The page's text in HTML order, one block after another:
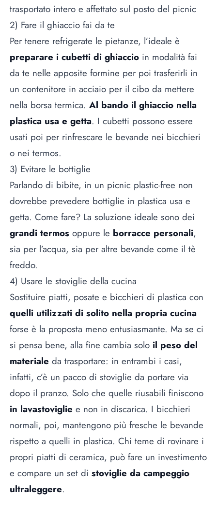
trasportato intero e affettato sul posto del picnic
2) Fare il ghiaccio fai da te
Per tenere refrigerate le pietanze, l’ideale è
preparare i cubetti di ghiaccio in modalità fai
da te nelle apposite formine per poi trasferirli in
un contenitore in acciaio per il cibo da mettere
nella borsa termica. Al bando il ghiaccio nella
plastica usa e getta. I cubetti possono essere
usati poi per rinfrescare le bevande nei bicchieri
o nei termos.
3) Evitare le bottiglie
Parlando di bibite, in un picnic plastic-free non
dovrebbe prevedere bottiglie in plastica usa e
getta. Come fare? La soluzione ideale sono dei
grandi termos oppure le borracce personali,
sia per l’acqua, sia per altre bevande come il tè
freddo.
4) Usare le stoviglie della cucina
Sostituire piatti, posate e bicchieri di plastica con
quelli utilizzati di solito nella propria cucina
forse è la proposta meno entusiasmante. Ma se ci
si pensa bene, alla fine cambia solo il peso del
materiale da trasportare: in entrambi i casi,
infatti, c’è un pacco di stoviglie da portare via
dopo il pranzo. Solo che quelle riusabili finiscono
in lavastoviglie e non in discarica. I bicchieri
normali, poi, mantengono più fresche le bevande
rispetto a quelli in plastica. Chi teme di rovinare i
propri piatti di ceramica, può fare un investimento
e compare un set di stoviglie da campeggio
ultraleggere.